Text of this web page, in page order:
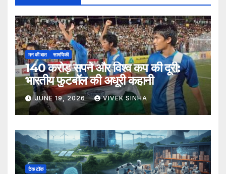
मन की बात सामयिकी
140 करोड़ सपने और विश्व कप की दूरी:
भारतीय फुटबॉल की अधूरी कहानी
JUNE 19, 2026 VIVEK SINHA
टेक टॉक